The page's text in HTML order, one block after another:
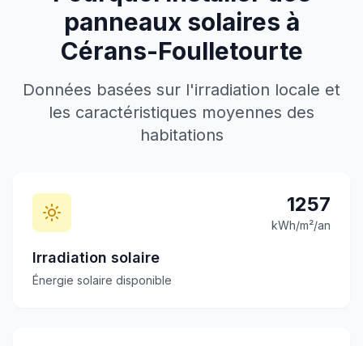
panneaux solaires à
Cérans-Foulletourte
Données basées sur l'irradiation locale et
les caractéristiques moyennes des
habitations
1257
kWh/m²/an
Irradiation solaire
Énergie solaire disponible